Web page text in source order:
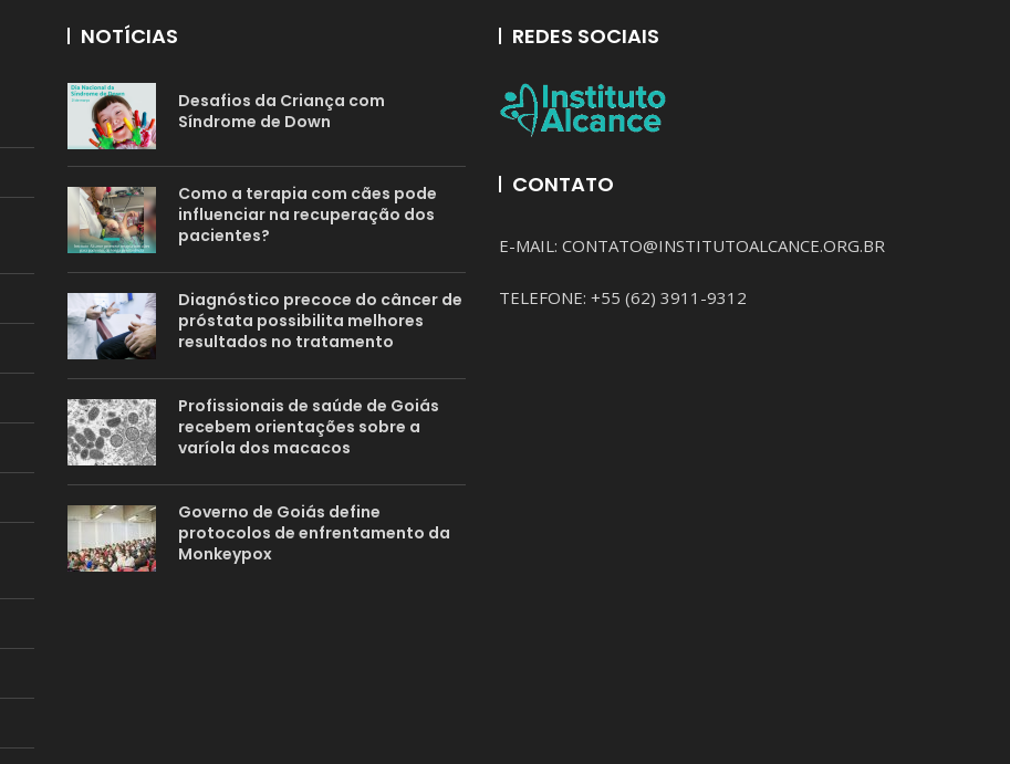
NOTÍCIAS
Desafios da Criança com
Síndrome de Down
Como a terapia com cães pode
influenciar na recuperação dos
pacientes?
Diagnóstico precoce do câncer de
próstata possibilita melhores
resultados no tratamento
Profissionais de saúde de Goiás
recebem orientações sobre a
varíola dos macacos
Governo de Goiás define
protocolos de enfrentamento da
Monkeypox
REDES SOCIAIS
CONTATO
E-MAIL: CONTATO@INSTITUTOALCANCE.ORG.BR
TELEFONE: +55 (62) 3911-9312